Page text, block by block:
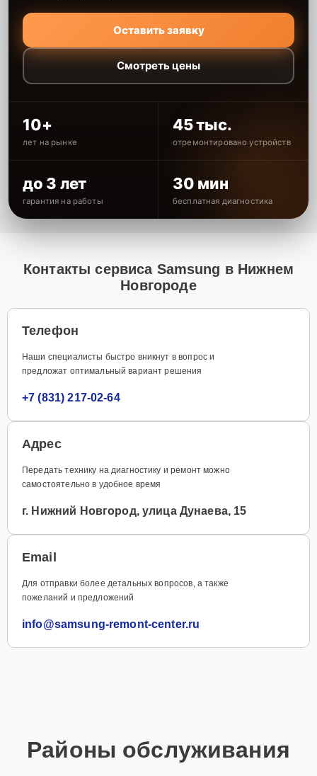
Оставить заявку
Смотреть цены
10+
лет на рынке
45 тыс.
отремонтировано устройств
до 3 лет
гарантия на работы
30 мин
бесплатная диагностика
Контакты сервиса Samsung в Нижнем
Новгороде
Телефон
Наши специалисты быстро вникнут в вопрос и
предложат оптимальный вариант решения
+7 (831) 217-02-64
Адрес
Передать технику на диагностику и ремонт можно
самостоятельно в удобное время
г. Нижний Новгород, улица Дунаева, 15
Email
Для отправки более детальных вопросов, а также
пожеланий и предложений
info@samsung-remont-center.ru
Районы обслуживания